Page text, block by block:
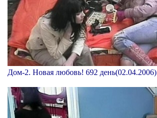
Дом-2. Новая любовь! 692 день(02.04.2006)